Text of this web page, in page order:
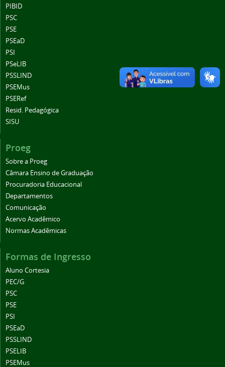
PIBID
PSC
PSE
PSEaD
PSI
PSeLIB
PSSLIND
PSEMus
PSERef
Resid. Pedagógica
SISU
Proeg
Sobre a Proeg
Câmara Ensino de Graduação
Procuradoria Educacional
Departamentos
Comunicação
Acervo Acadêmico
Normas Acadêmicas
Formas de Ingresso
Aluno Cortesia
PEC/G
PSC
PSE
PSI
PSEaD
PSSLIND
PSELIB
PSEMus